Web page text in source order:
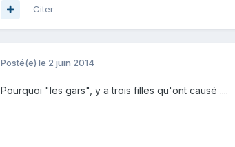
Citer
Posté(e) le 2 juin 2014
Pourquoi "les gars", y a trois filles qu'ont causé ....